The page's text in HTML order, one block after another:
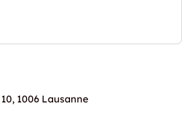
1006 Lausanne